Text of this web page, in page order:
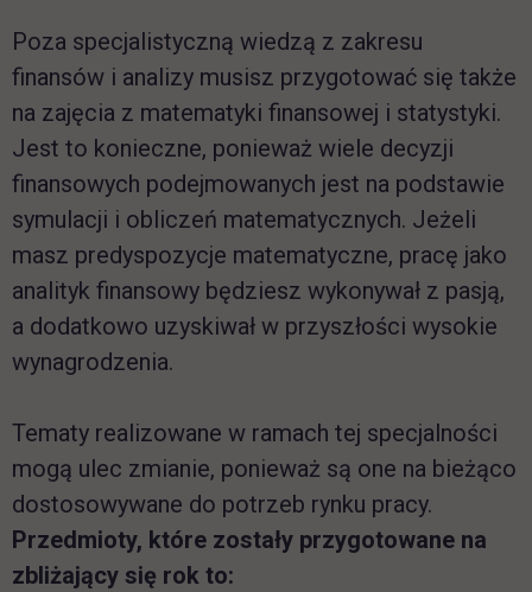
Poza specjalistyczną wiedzą z zakresu
finansów i analizy musisz przygotować się także
na zajęcia z matematyki finansowej i statystyki.
Jest to konieczne, ponieważ wiele decyzji
finansowych podejmowanych jest na podstawie
symulacji i obliczeń matematycznych. Jeżeli
masz predyspozycje matematyczne, pracę jako
analityk finansowy będziesz wykonywał z pasją,
a dodatkowo uzyskiwał w przyszłości wysokie
wynagrodzenia.
Tematy realizowane w ramach tej specjalności
mogą ulec zmianie, ponieważ są one na bieżąco
dostosowywane do potrzeb rynku pracy.
Przedmioty, które zostały przygotowane na
zbliżający się rok to: